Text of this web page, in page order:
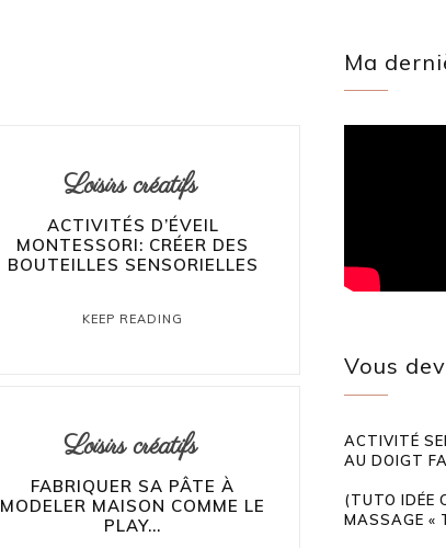
Loisirs créatifs
ACTIVITÉS D’ÉVEIL
MONTESSORI: CRÉER DES
BOUTEILLES SENSORIELLES
KEEP READING
Loisirs créatifs
FABRIQUER SA PÂTE À
MODELER MAISON COMME LE
PLAY...
Ma
Vous
ACTIVITÉ
AU DOIGT
(TUTO IDÉE
MASSAGE «